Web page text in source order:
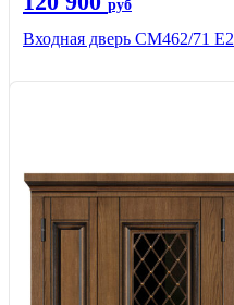
руб
Входная дверь СМ462/71 Е2